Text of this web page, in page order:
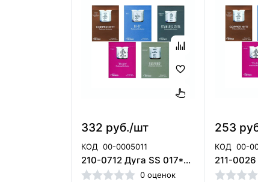
332 руб./шт
КОД 00-0005011
210-0712 Дуга SS 017*025 UL, ORMCO
0 оценок
253
КОД 00-